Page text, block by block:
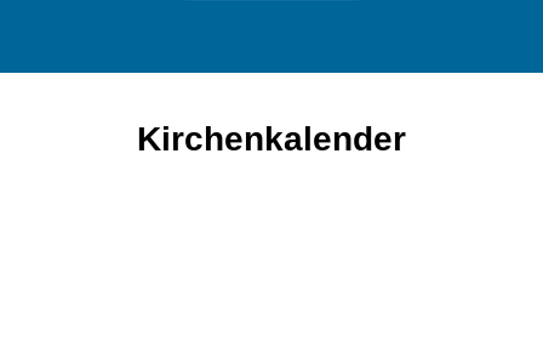
Kirchenkalender